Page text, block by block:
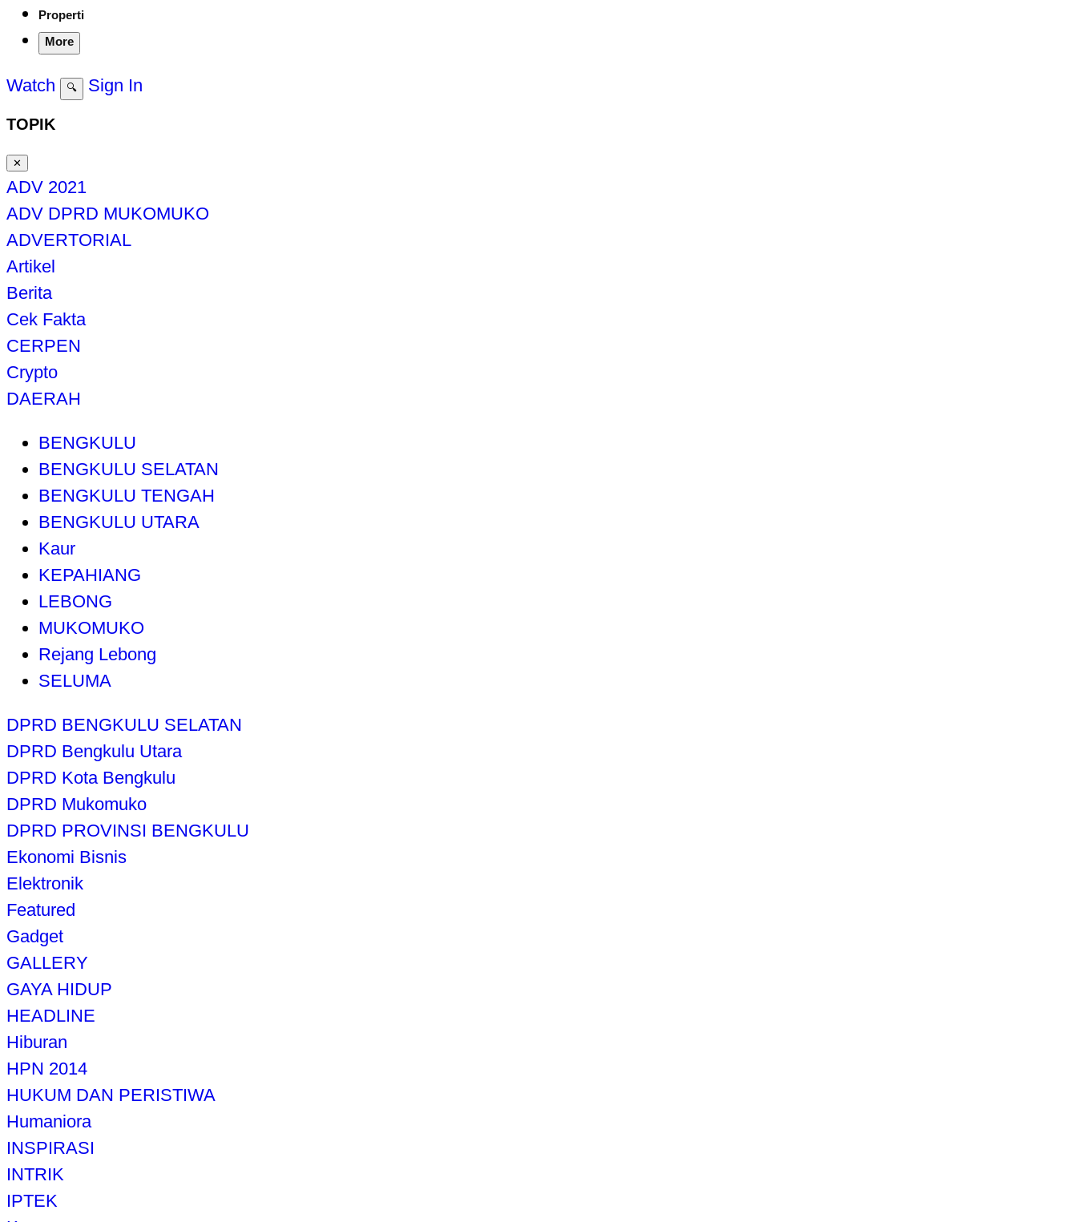
Properti
More
Watch 🔍 Sign In
TOPIK
✕
ADV 2021
ADV DPRD MUKOMUKO
ADVERTORIAL
Artikel
Berita
Cek Fakta
CERPEN
Crypto
DAERAH
BENGKULU
BENGKULU SELATAN
BENGKULU TENGAH
BENGKULU UTARA
Kaur
KEPAHIANG
LEBONG
MUKOMUKO
Rejang Lebong
SELUMA
DPRD BENGKULU SELATAN
DPRD Bengkulu Utara
DPRD Kota Bengkulu
DPRD Mukomuko
DPRD PROVINSI BENGKULU
Ekonomi Bisnis
Elektronik
Featured
Gadget
GALLERY
GAYA HIDUP
HEADLINE
Hiburan
HPN 2014
HUKUM DAN PERISTIWA
Humaniora
INSPIRASI
INTRIK
IPTEK